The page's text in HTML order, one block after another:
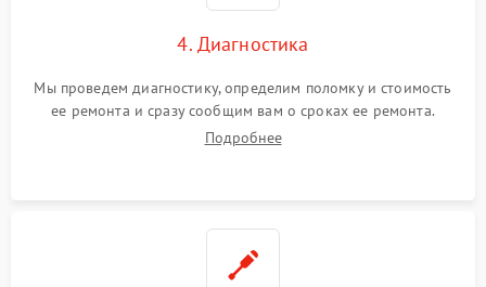
4. Диагностика
Мы проведем диагностику, определим поломку и стоимость
ее ремонта и сразу сообщим вам о сроках ее ремонта.
Подробнее